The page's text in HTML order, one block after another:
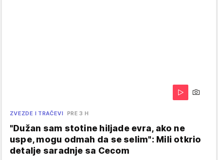
ZVEZDE I TRAČEVI PRE 3 H
"Dužan sam stotine hiljade evra, ako ne
uspe, mogu odmah da se selim": Mili otkrio
detalje saradnje sa Cecom